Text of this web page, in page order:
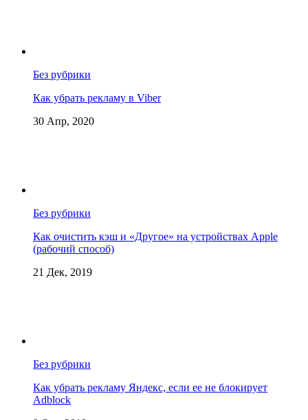
Без рубрики
Как убрать рекламу в Viber
30 Апр, 2020
Без рубрики
Как очистить кэш и «Другое» на устройствах Apple
(рабочий способ)
21 Дек, 2019
Без рубрики
Как убрать рекламу Яндекс, если ее не блокирует
Adblock